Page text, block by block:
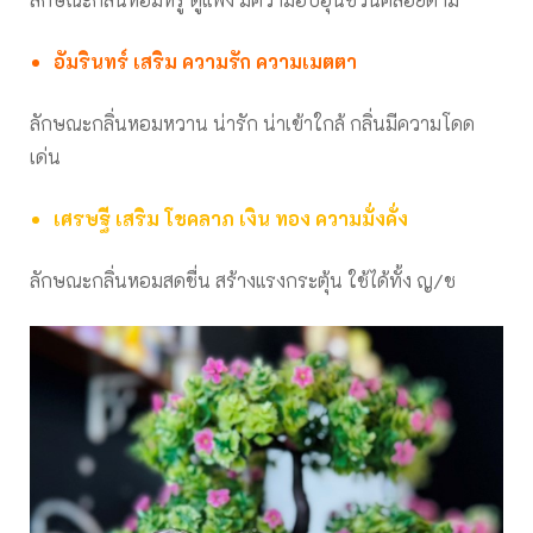
อัมรินทร์ เสริม ความรัก ความเมตตา
ลักษณะกลิ่นหอมหวาน น่ารัก น่าเข้าใกล้ กลิ่นมีความโดด
เด่น
เศรษฐี เสริม โชคลาภ เงิน ทอง ความมั่งคั่ง
ลักษณะกลิ่นหอมสดชื่น สร้างแรงกระตุ้น ใช้ได้ทั้ง ญ/ช